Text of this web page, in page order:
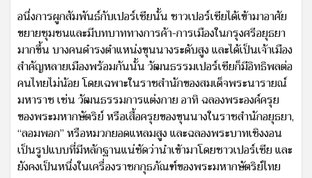
อนึ่งการผูกสัมพันธ์กับเปอร์เซียนั้น ชาวเปอร์เซียได้เข้ามาอาศัย
ขยายชุมชนและมีบทบาททางการค้า-การเมืองในกรุงศรีอยุธยา
มากขึ้น บางคนดำรงตำแหน่งขุนนางระดับสูง และได้เป็นเจ้าเมือง
สำคัญหลายเมืองพร้อมกันนั้น วัฒนธรรมเปอร์เซียก็มีอิทธิพลต่อ
คนไทยไม่น้อย โดยเฉพาะในราชสำนักของสมเด็จพระนารายณ์
มหาราช เช่น วัฒนธรรมการแต่งกาย อาทิ ฉลองพระองค์ครุย
ของพระมหากษัตริย์ หรือเสื้อครุยของขุนนางในราชสำนักอยุธยา,
“ลอมพอก” หรือหมวกยอดแหลมสูง และฉลองพระบาทเชิงงอน
เป็นรูปแบบที่มีหลักฐานแน่ชัดว่านำเข้ามาโดยชาวเปอร์เซีย และ
ยังคงเป็นหนึ่งในเครื่องราชกกุธภัณฑ์ของพระมหากษัตริย์ไทย